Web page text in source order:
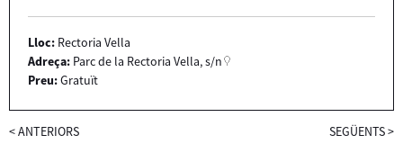
Lloc: Rectoria Vella
Adreça: Parc de la Rectoria Vella, s/n
Preu:Gratuït
<ANTERIORS SEGÜENTS>